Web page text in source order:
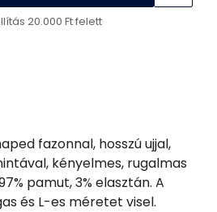
20.000 Ft felett
fazonnal, hosszú ujjal,
kényelmes, rugalmas
pamut, 3% elasztán. A
és L-es méretet visel.